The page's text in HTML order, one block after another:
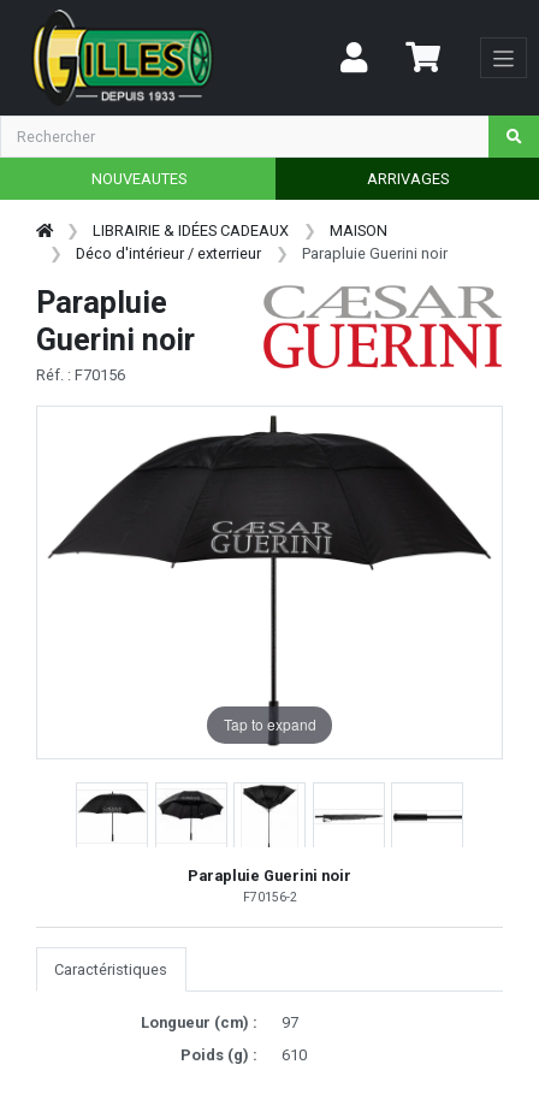
NOUVEAUTES ARRIVAGES
LIBRAIRIE & IDÉES CADEAUX
MAISON
Déco d'intérieur / exterrieur
Parapluie Guerini noir
Parapluie
Guerini noir
Réf. : F70156
Tap to expand
Parapluie Guerini noir
F70156-2
Caractéristiques
Longueur (cm) :
97
Poids (g) :
610